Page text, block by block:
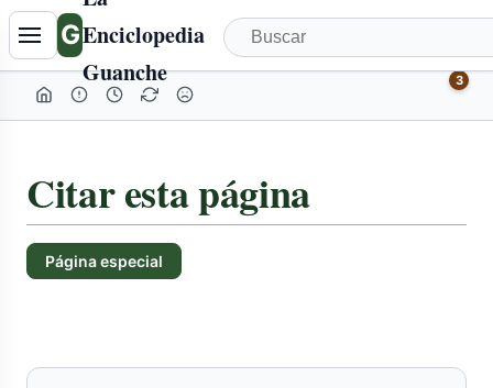
GEnciclopedia
Guanche
3
Citar esta página
Página especial
Tabla
de
contenidos
colapsada